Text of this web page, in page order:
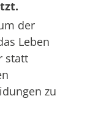
der
Leben
statt
zu